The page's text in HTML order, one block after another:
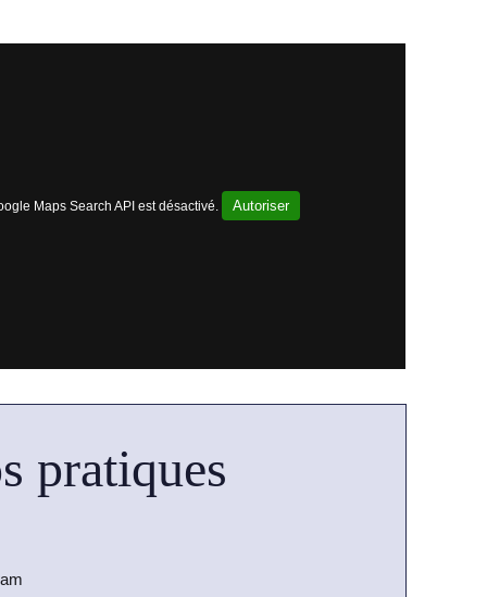
Maps Search API est désactivé. Autoriser
pratiques